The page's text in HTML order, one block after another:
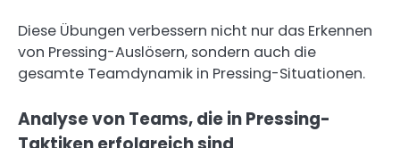
Diese Übungen verbessern nicht nur das Erkennen
von Pressing-Auslösern, sondern auch die
gesamte Teamdynamik in Pressing-Situationen.
Analyse von Teams, die in Pressing-